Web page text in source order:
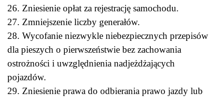
26. Zniesienie opłat za rejestrację samochodu.
27. Zmniejszenie liczby generałów.
28. Wycofanie niezwykle niebezpiecznych przepisów
dla pieszych o pierwszeństwie bez zachowania
ostrożności i uwzględnienia nadjeżdżających
pojazdów.
29. Zniesienie prawa do odbierania prawo jazdy lub